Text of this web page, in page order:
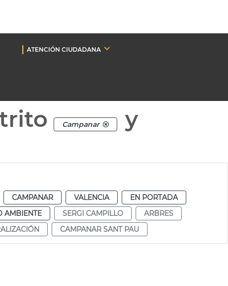
ATENCIÓN CIUDADANA
Campanar
y
CAMPANAR VALENCIA
EN PORTADA
AMBIENTE SERGI CAMPILLO
ARBRES
CAMPANAR SANT PAU